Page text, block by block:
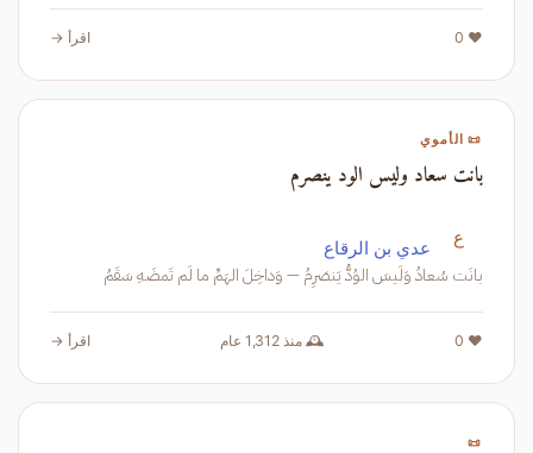
❤️ 0 اقرأ →
📜 الأموي
بانت سعاد وليس الود ينصرم
ع عدي بن الرقاع
بانَت سُعادُ وَلَيسَ الوُدُّ يَنصَرِمُ — وَداخِلَ الهَمِّ ما لَم تَمضَهِ سَقَمُ
❤️ 0 🕰️ منذ 1,312 عام اقرأ →
📜